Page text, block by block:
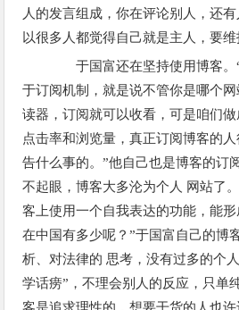
人的发言组成，你在评论别人，还
以很多人都觉得自己就是主人，要
于国富还在坚持使用博客。
于订阅机制，就是说不管你是哪个
读器，订阅就可以收看，可是咱们
点击率和浏览量，真正订阅博客的
告什么事的。”他自己也是博客的订
不起眼，博客大多沦为个人 网站了
客上使用一个自我表达的功能，能形
在中国有多少呢？”于国富自己的博
析、对法律的 思考，没有过多的个
学话痨”，不理会别人的反应，只单